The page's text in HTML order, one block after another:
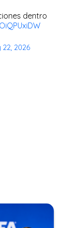
dentro
2026